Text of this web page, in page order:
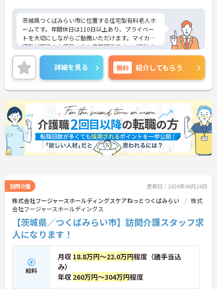
茨城県つくばみらい市に位置する住宅型有料老人ホ
ームです。年間休日は110日以上あり、プライベー
トを大切にしながらご勤務いただけます。マイカー
通勤が可能！未経験の方も応募可能です。ご興味を
お持ちの方はお気軽にお問い合わせください。
詳細を見る 無料 紹介してもらう
訪問介護 更新日：2026年06月24日
株式会社フージャースホールディングスケアねっとつくばみらい
株式
会社フージャースホールディングス
【茨城県／つくばみらい市】訪問介護スタッフ求
人になります！
給料
月収 18.8万円～22.0万円程度（諸手当込
み）
年収 260万円～304万円程度